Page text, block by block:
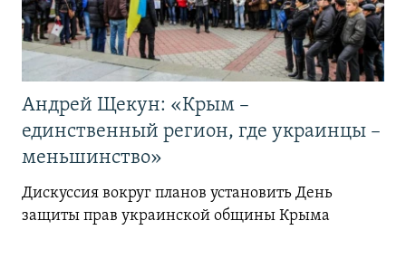
Андрей Щекун: «Крым –
единственный регион, где украинцы –
меньшинство»
Дискуссия вокруг планов установить День
защиты прав украинской общины Крыма